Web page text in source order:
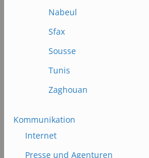
Nabeul
Sfax
Sousse
Tunis
Zaghouan
Kommunikation
Internet
Presse und Agenturen